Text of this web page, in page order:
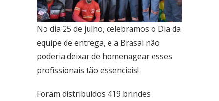
Ceilândia
QNN 30 Área Especial F
Fone: (61) 3035-6666
Taguatinga
Pistão Sul CSG 9
No dia 25 de julho, celebramos o Dia da
equipe de entrega, e a Brasal não
poderia deixar de homenagear esses
profissionais tão essenciais!
Foram distribuídos 419 brindes